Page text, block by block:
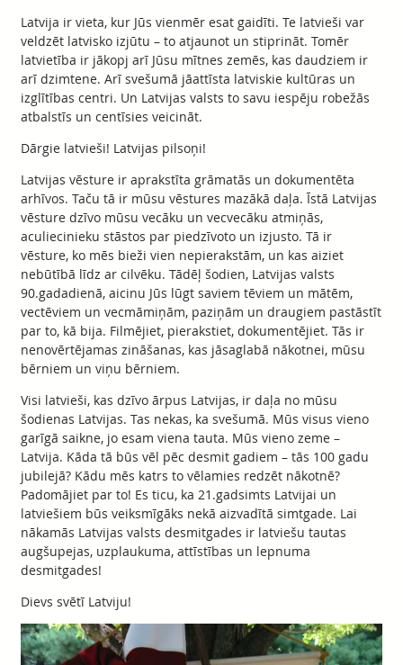
Latvija ir vieta, kur Jūs vienmēr esat gaidīti. Te latvieši var
veldzēt latvisko izjūtu – to atjaunot un stiprināt. Tomēr
latvietība ir jākopj arī Jūsu mītnes zemēs, kas daudziem ir
arī dzimtene. Arī svešumā jāattīsta latviskie kultūras un
izglītības centri. Un Latvijas valsts to savu iespēju robežās
atbalstīs un centīsies veicināt.
Dārgie latvieši! Latvijas pilsoņi!
Latvijas vēsture ir aprakstīta grāmatās un dokumentēta
arhīvos. Taču tā ir mūsu vēstures mazākā daļa. Īstā Latvijas
vēsture dzīvo mūsu vecāku un vecvecāku atmiņās,
aculiecinieku stāstos par piedzīvoto un izjusto. Tā ir
vēsture, ko mēs bieži vien nepierakstām, un kas aiziet
nebūtībā līdz ar cilvēku. Tādēļ šodien, Latvijas valsts
90.gadadienā, aicinu Jūs lūgt saviem tēviem un mātēm,
vectēviem un vecmāmiņām, paziņām un draugiem pastāstīt
par to, kā bija. Filmējiet, pierakstiet, dokumentējiet. Tās ir
nenovērtējamas zināšanas, kas jāsaglabā nākotnei, mūsu
bērniem un viņu bērniem.
Visi latvieši, kas dzīvo ārpus Latvijas, ir daļa no mūsu
šodienas Latvijas. Tas nekas, ka svešumā. Mūs visus vieno
garīgā saikne, jo esam viena tauta. Mūs vieno zeme –
Latvija. Kāda tā būs vēl pēc desmit gadiem – tās 100 gadu
jubilejā? Kādu mēs katrs to vēlamies redzēt nākotnē?
Padomājiet par to! Es ticu, ka 21.gadsimts Latvijai un
latviešiem būs veiksmīgāks nekā aizvadītā simtgade. Lai
nākamās Latvijas valsts desmitgades ir latviešu tautas
augšupejas, uzplaukuma, attīstības un lepnuma
desmitgades!
Dievs svētī Latviju!